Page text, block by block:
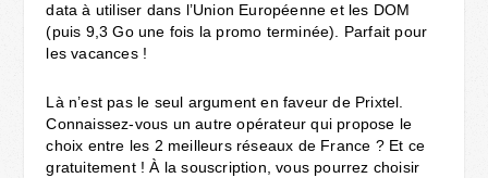
data à utiliser dans l’Union Européenne et les DOM
(puis 9,3 Go une fois la promo terminée). Parfait pour
les vacances !
Là n’est pas le seul argument en faveur de Prixtel.
Connaissez-vous un autre opérateur qui propose le
choix entre les 2 meilleurs réseaux de France ? Et ce
gratuitement ! À la souscription, vous pourrez choisir